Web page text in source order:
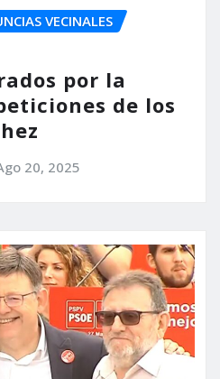
VECINALES
por la
de los
20, 2025